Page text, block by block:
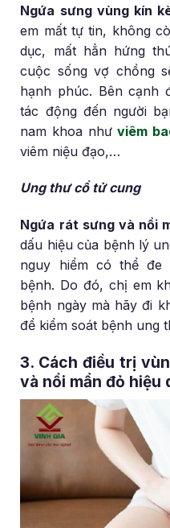
Ngứa sưng vùng kín
em mất tự tin, không
dục, mất hẳn hứng
cuộc sống vợ chồng
hạnh phúc. Bên cạnh
tác động đến người
nam khoa nhưviêm
viêm niệu đạo,…
Ung thư cổ tử cung
Ngứa rát sưng và nổi
dấu hiệu của bệnh lý
nguy hiểm có thể đe
bệnh. Do đó, chị em
bệnh ngày mà hãy đi
để kiểm soát bệnh ung
3. Cách điều trị
và nổi mẩn đỏ hiệu